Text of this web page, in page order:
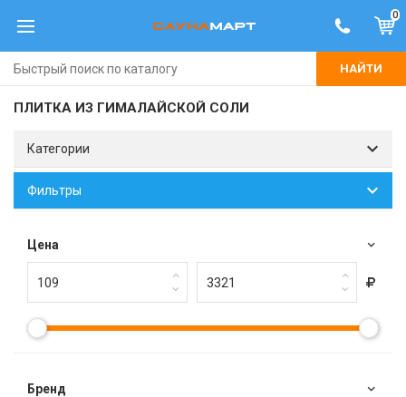
0
НАЙТИ
ПЛИТКА ИЗ ГИМАЛАЙСКОЙ СОЛИ
Категории
Фильтры
Цена
Брeнд